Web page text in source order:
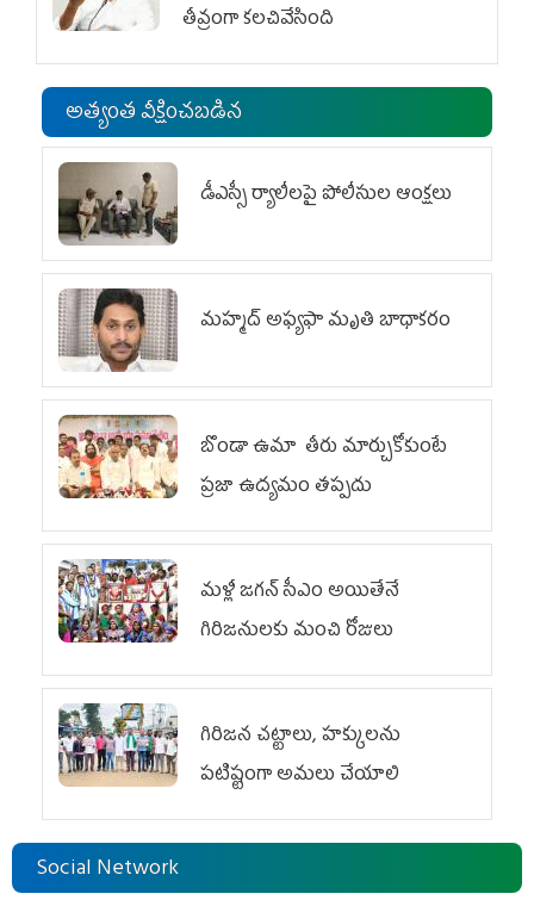
తీవ్రంగా కలచివేసింది
అత్యంత వీక్షించబడిన
డీఎస్సీ ర్యాలీలపై పోలీసుల ఆంక్షలు
మహ్మద్‌ అఫ్యఫా మృతి బాధాకరం
బొండా ఉమా తీరు మార్చుకోకుంటే
ప్రజా ఉద్యమం తప్పదు
మళ్లీ జగన్ సీఎం అయితేనే
గిరిజనులకు మంచి రోజులు
గిరిజన చట్టాలు, హక్కులను
పటిష్టంగా అమలు చేయాలి
Social Network